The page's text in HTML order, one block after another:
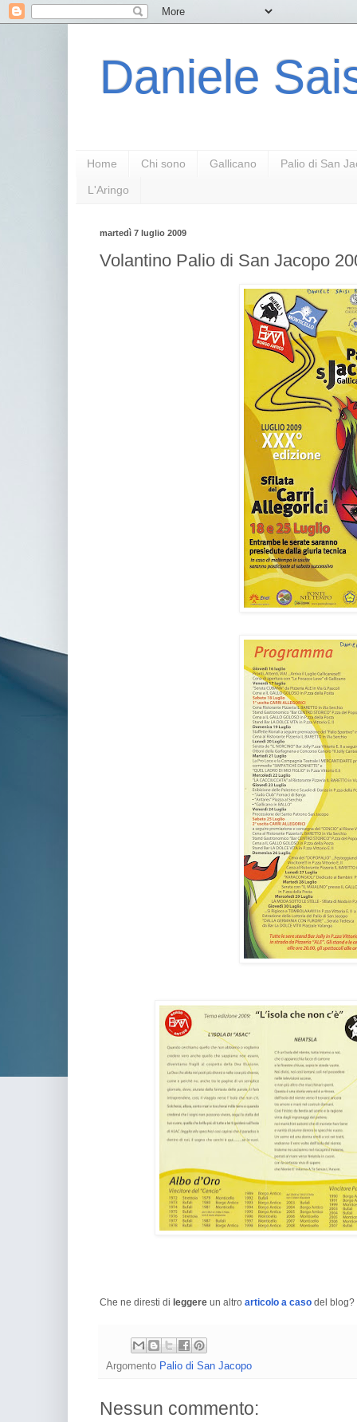
Daniele
Home Chi sono Gallicano Palio di San
L'Aringo
martedì 7 luglio 2009
Volantino Palio di San Jacopo
Che ne diresti di leggere un altro articolo a caso del blog?
Argomento Palio di San Jacopo
Nessun commento: